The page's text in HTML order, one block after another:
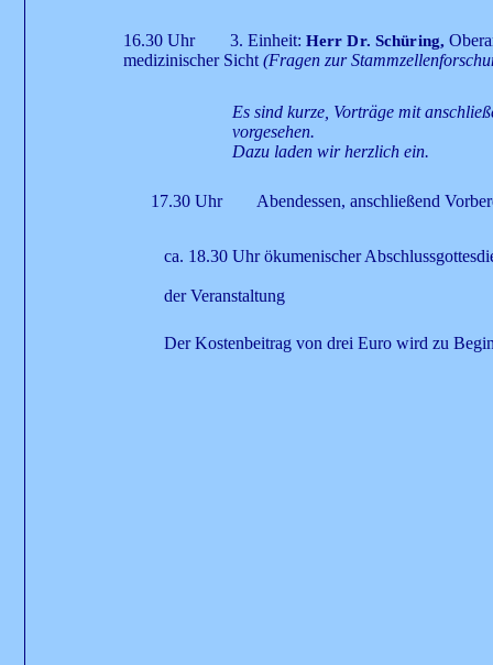
16.30 Uhr 3. Einheit: Herr Dr. Schüring,
medizinischer Sicht (Fragen zur
Es sind kurze, Vorträge mit
vorgesehen.
Dazu laden wir herzlich ein.
17.30 Uhr Abendessen, anschließend
ca. 18.30 Uhr ökumenischer
der Veranstaltung
Der Kostenbeitrag von drei Euro wird zu